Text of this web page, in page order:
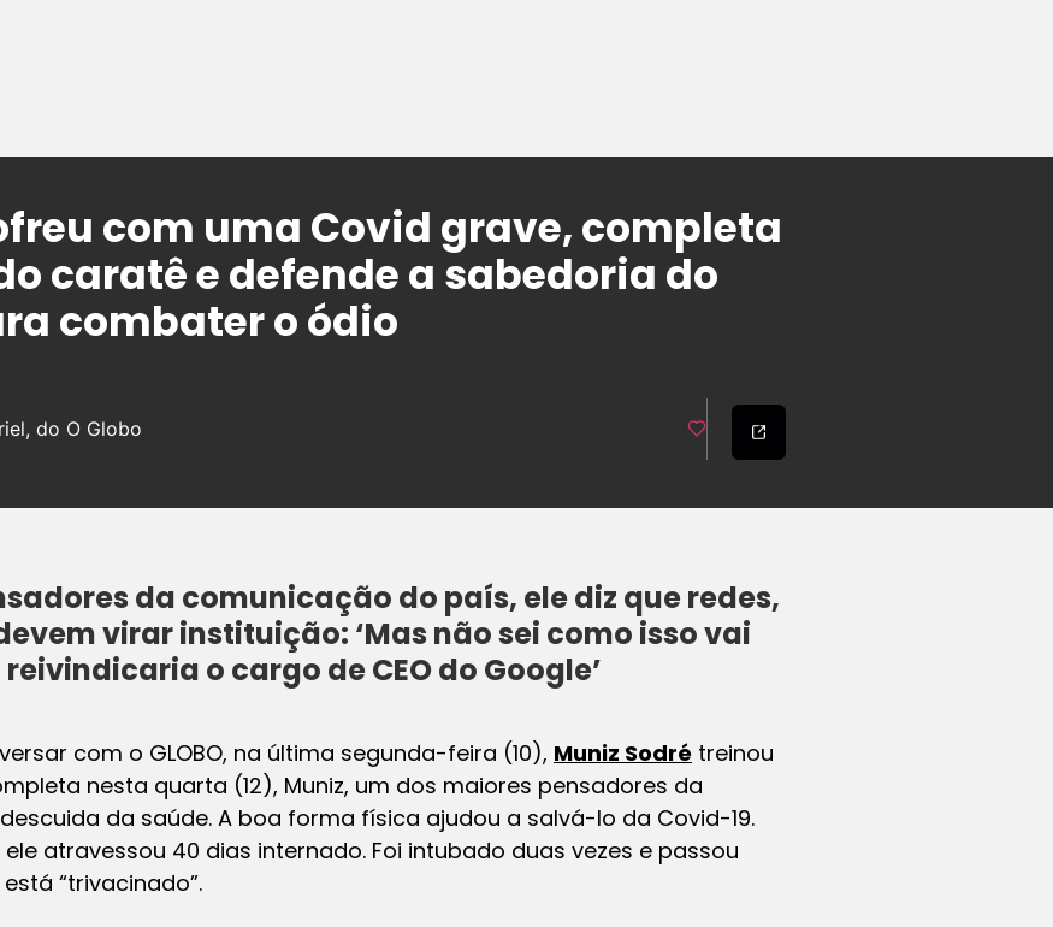
com uma Covid grave, completa
caratê e defende a sabedoria do
combater o ódio
do O Globo
da comunicação do país, ele diz que redes,
virar instituição: ‘Mas não sei como isso vai
o cargo de CEO do Google’
com o GLOBO, na última segunda-feira (10), Muniz Sodré treinou
nesta quarta (12), Muniz, um dos maiores pensadores da
da saúde. A boa forma física ajudou a salvá-lo da Covid-19.
atravessou 40 dias internado. Foi intubado duas vezes e passou
“trivacinado”.